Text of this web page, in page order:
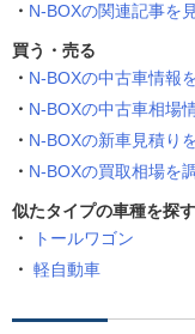
N-BOXの関連記事を
買う・売る
N-BOXの中古車情報
N-BOXの中古車相場
N-BOXの新車見積り
N-BOXの買取相場を
似たタイプの車種を探す
トールワゴン
軽自動車